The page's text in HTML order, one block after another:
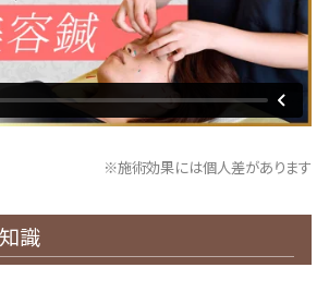
※施術効果には個人差があります
識